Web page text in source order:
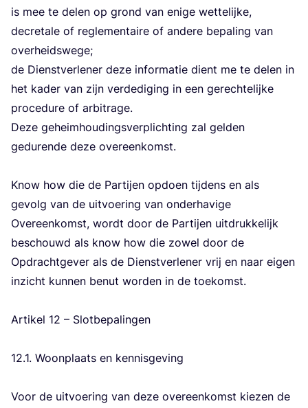
is mee te delen op grond van eni­ge wet­te­lij­ke,
decre­ta­le of regle­men­tai­re of ande­re bepa­ling van
over­heids­we­ge;
de Dienst­ver­le­ner deze infor­ma­tie dient me te delen in
het kader van zijn ver­de­di­ging in een gerech­te­lij­ke
pro­ce­du­re of arbi­tra­ge.
Deze geheim­hou­dings­ver­plich­ting zal gel­den
gedu­ren­de deze over­een­komst.
Know how die de Par­tij­en opdoen tij­dens en als
gevolg van de uit­voe­ring van onder­ha­vi­ge
Over­een­komst, wordt door de Par­tij­en uit­druk­ke­lijk
beschouwd als know how die zowel door de
Opdracht­ge­ver als de Dienst­ver­le­ner vrij en naar eigen
inzicht kun­nen benut wor­den in de toe­komst.
Arti­kel 12 – Slot­be­pa­lin­gen
12.1. Woon­plaats en ken­nis­ge­ving
Voor de uit­voe­ring van deze over­een­komst kie­zen de